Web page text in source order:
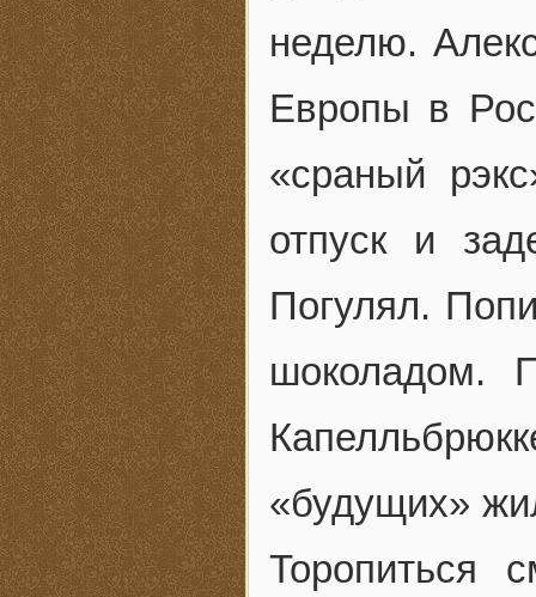
неделю.
Европы в
«сраный
отпуск и
Погулял.
шоколадом.
«будущих»
Торопиться